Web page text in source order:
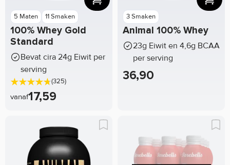
5 Maten 11 Smaken
100% Whey Gold
Standard
Bevat cira 24g Eiwit per
serving
(325)
vanaf17,59
3 Smaken
Animal 100% Whey
23g Eiwit en 4,6g BCAA
per serving
36,90